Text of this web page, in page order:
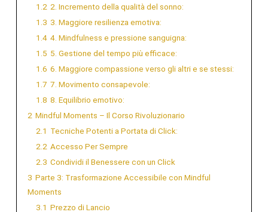
1.2 2. Incremento della qualità del sonno:
1.3 3. Maggiore resilienza emotiva:
1.4 4. Mindfulness e pressione sanguigna:
1.5 5. Gestione del tempo più efficace:
1.6 6. Maggiore compassione verso gli altri e se stessi:
1.7 7. Movimento consapevole:
1.8 8. Equilibrio emotivo:
2 Mindful Moments – Il Corso Rivoluzionario
2.1 Tecniche Potenti a Portata di Click:
2.2 Accesso Per Sempre
2.3 Condividi il Benessere con un Click
3 Parte 3: Trasformazione Accessibile con Mindful
Moments
3.1 Prezzo di Lancio